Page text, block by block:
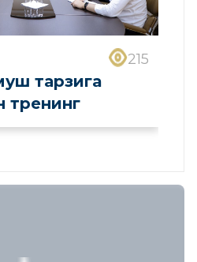
215
тарзига
тренинг